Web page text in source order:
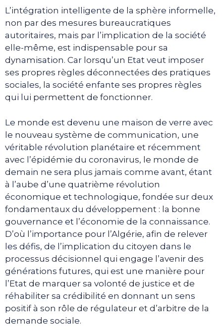
L’intégration intelligente de la sphère informelle,
non par des mesures bureaucratiques
autoritaires, mais par l’implication de la société
elle-même, est indispensable pour sa
dynamisation. Car lorsqu’un Etat veut imposer
ses propres règles déconnectées des pratiques
sociales, la société enfante ses propres règles
qui lui permettent de fonctionner.
Le monde est devenu une maison de verre avec
le nouveau système de communication, une
véritable révolution planétaire et récemment
avec l’épidémie du coronavirus, le monde de
demain ne sera plus jamais comme avant, étant
à l’aube d’une quatrième révolution
économique et technologique, fondée sur deux
fondamentaux du développement : la bonne
gouvernance et l’économie de la connaissance.
D’où l’importance pour l’Algérie, afin de relever
les défis, de l’implication du citoyen dans le
processus décisionnel qui engage l’avenir des
générations futures, qui est une manière pour
l’Etat de marquer sa volonté de justice et de
réhabiliter sa crédibilité en donnant un sens
positif à son rôle de régulateur et d’arbitre de la
demande sociale.